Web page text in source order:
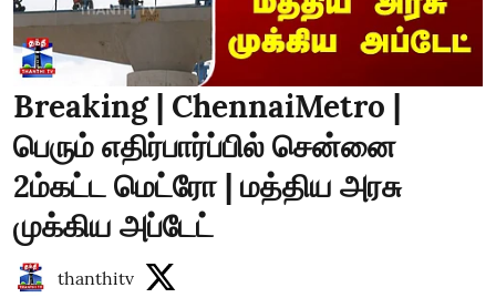
Breaking | ChennaiMetro |
பெரும் எதிர்பார்ப்பில் சென்னை
2ம்கட்ட மெட்ரோ | மத்திய அரசு
முக்கிய அப்டேட்
thanthitv